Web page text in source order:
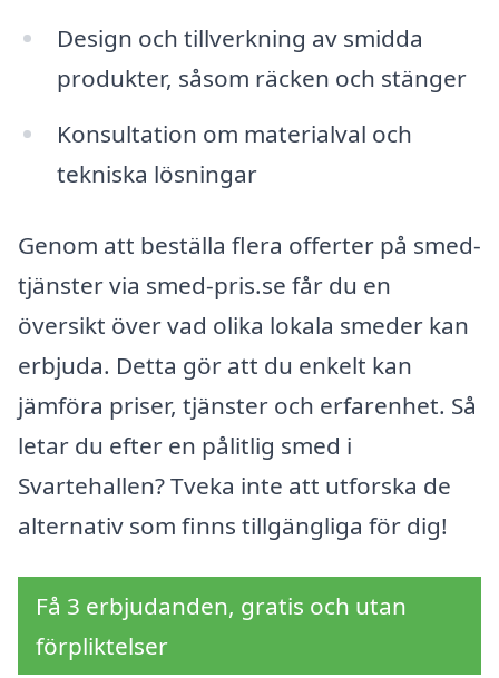
Design och tillverkning av smidda
produkter, såsom räcken och stänger
Konsultation om materialval och
tekniska lösningar
Genom att beställa flera offerter på smed-
tjänster via smed-pris.se får du en
översikt över vad olika lokala smeder kan
erbjuda. Detta gör att du enkelt kan
jämföra priser, tjänster och erfarenhet. Så
letar du efter en pålitlig smed i
Svartehallen? Tveka inte att utforska de
alternativ som finns tillgängliga för dig!
Få 3 erbjudanden, gratis och utan
förpliktelser